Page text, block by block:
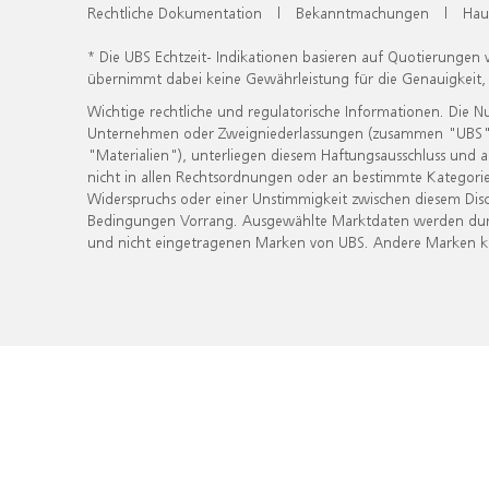
Rechtliche Dokumentation | Bekanntmachungen |
* Die UBS Echtzeit- Indikationen basieren auf
übernimmt dabei keine Gewährleistung für die
Wichtige rechtliche und regulatorische Informationen. Die
Unternehmen oder Zweigniederlassungen (zusammen
"Materialien"), unterliegen diesem Haftungsausschluss
nicht in allen Rechtsordnungen oder an bestimmte
Widerspruchs oder einer Unstimmigkeit zwischen diesem
Bedingungen Vorrang. Ausgewählte Marktdaten werden
und nicht eingetragenen Marken von UBS. Andere Marken